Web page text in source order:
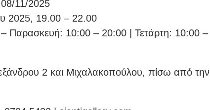
11/2025
2025, 19.00 – 22.00
Παρασκευή: 10:00 – 20:00 | Τετάρτη: 10:00 –
2 και Μιχαλακοπούλου, πίσω από την